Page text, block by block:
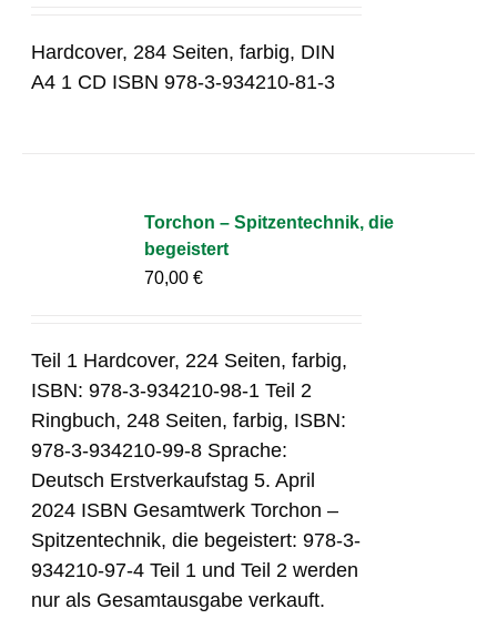
Hardcover, 284 Seiten, farbig, DIN
A4 1 CD ISBN 978-3-934210-81-3
Torchon – Spitzentechnik, die
begeistert
70,00€
Teil 1 Hardcover, 224 Seiten, farbig,
ISBN: 978-3-934210-98-1 Teil 2
Ringbuch, 248 Seiten, farbig, ISBN:
978-3-934210-99-8 Sprache:
Deutsch Erstverkaufstag 5. April
2024 ISBN Gesamtwerk Torchon –
Spitzentechnik, die begeistert: 978-3-
934210-97-4 Teil 1 und Teil 2 werden
nur als Gesamtausgabe verkauft.